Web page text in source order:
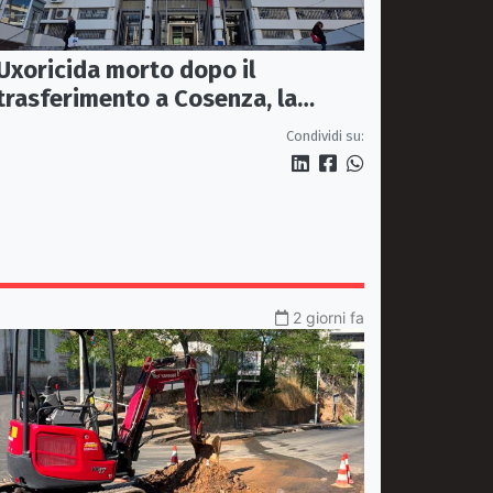
morto dopo il
a Cosenza, la
Condividi su:
2 giorni fa